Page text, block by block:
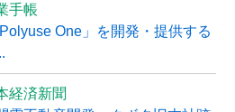
手帳
One」を開発・提供する
経済新聞